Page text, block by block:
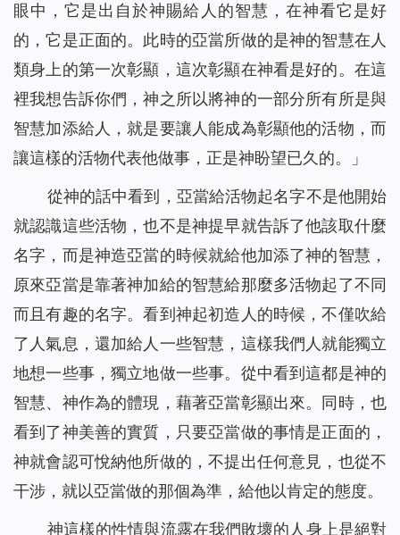
眼中，它是出自於神賜給人的智慧，在神看它是好
的，它是正面的。此時的亞當所做的是神的智慧在人
類身上的第一次彰顯，這次彰顯在神看是好的。在這
裡我想告訴你們，神之所以將神的一部分所有所是與
智慧加添給人，就是要讓人能成為彰顯他的活物，而
讓這樣的活物代表他做事，正是神盼望已久的。
」
從神的話中看到，亞當給活物起名字不是他開始
就認識這些活物，也不是神提早就告訴了他該取什麼
名字，而是神造亞當的時候就給他加添了神的智慧，
原來亞當是靠著神加給的智慧給那麼多活物起了不同
而且有趣的名字。看到神起初造人的時候，不僅吹給
了人氣息，還加給人一些智慧，這樣我們人就能獨立
地想一些事，獨立地做一些事。從中看到這都是神的
智慧、神作為的體現，藉著亞當彰顯出來。同時，也
看到了神美善的實質，只要亞當做的事情是正面的，
神就會認可悅納他所做的，不提出任何意見，也從不
干涉，就以亞當做的那個為準，給他以肯定的態度。
神這樣的性情與流露在我們敗壞的人身上是絕對